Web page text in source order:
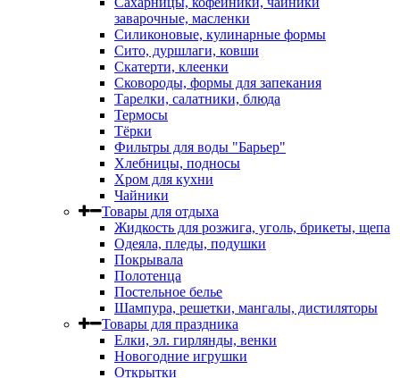
заварочные, масленки
Силиконовые, кулинарные формы
Сито, дуршлаги, ковши
Скатерти, клеенки
Сковороды, формы для запекания
Тарелки, салатники, блюда
Термосы
Тёрки
Фильтры для воды "Барьер"
Хлебницы, подносы
Хром для кухни
Чайники
Товары для отдыха
Жидкость для розжига, уголь, брикеты, щепа
Одеяла, пледы, подушки
Покрывала
Полотенца
Постельное белье
Шампура, решетки, мангалы, дистиляторы
Товары для праздника
Елки, эл. гирлянды, венки
Новогодние игрушки
Открытки